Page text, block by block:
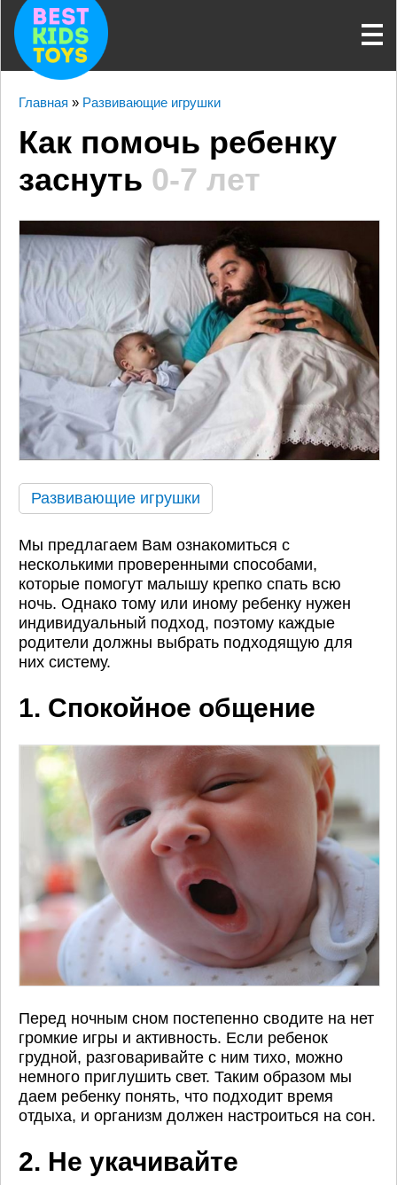
Главная » Развивающие игрушки
Как помочь ребенку
заснуть 0-7 лет
Развивающие игрушки
Мы предлагаем Вам ознакомиться с
несколькими проверенными способами,
которые помогут малышу крепко спать всю
ночь. Однако тому или иному ребенку нужен
индивидуальный подход, поэтому каждые
родители должны выбрать подходящую для
них систему.
1. Спокойное общение
Перед ночным сном постепенно сводите на нет
громкие игры и активность. Если ребенок
грудной, разговаривайте с ним тихо, можно
немного приглушить свет. Таким образом мы
даем ребенку понять, что подходит время
отдыха, и организм должен настроиться на сон.
2. Не укачивайте